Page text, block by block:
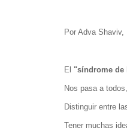
Por Adva Shaviv,
El "síndrome de
Nos pasa a
Distinguir entre
Tener muchas